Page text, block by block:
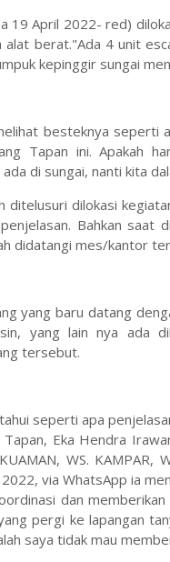
19 April 2022- red)
alat berat."Ada 4 unit
kepinggir sungai
besteknya seperti
Tapan ini. Apakah
di sungai, nanti kita
ditelusuri dilokasi
Bahkan saat
didatangi mes/kantor
yang baru datang
yang lain nya ada
tersebut.
seperti apa
Eka Hendra
WS.
via WhatsApp ia
dan
pergi ke lapangan
saya tidak mau